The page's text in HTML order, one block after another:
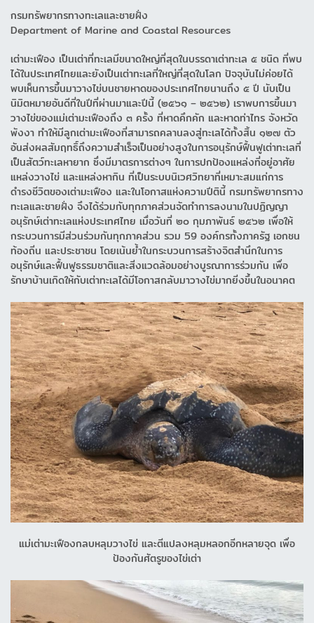
กรมทรัพยากรทางทะเลและชายฝั่ง
Department of Marine and Coastal Resources
เต่ามะเฟือง เป็นเต่าที่ทะเลมีขนาดใหญ่ที่สุดในบรรดาเต่าทะเล ๕ ชนิด ที่พบ
ได้ในประเทศไทยและยังเป็นเต่าทะเลที่ใหญ่ที่สุดในโลก ปัจจุบันไม่ค่อยได้
พบเห็นการขึ้นมาวางไข่บนชายหาดของประเทศไทยนานถึง ๕ ปี นับเป็น
นิมิตหมายอันดีที่ในปีที่ผ่านมาและปีนี้ (๒๕๖๑ – ๒๕๖๒) เราพบการขึ้นมา
วางไข่ของแม่เต่ามะเฟืองถึง ๓ ครั้ง ที่หาดคึกคัก และหาดท่าไทร จังหวัด
พังงา ทำให้มีลูกเต่ามะเฟืองที่สามารถคลานลงสู่ทะเลได้ทั้งสิ้น ๑๒๗ ตัว
อันส่งผลสัมฤทธิ์ถึงความสำเร็จเป็นอย่างสูงในการอนุรักษ์ฟื้นฟูเต่าทะเลที่
เป็นสัตว์ทะเลหายาก ซึ่งมีมาตรการต่างๆ ในการปกป้องแหล่งที่อยู่อาศัย
แหล่งวางไข่ และแหล่งหากิน ที่เป็นระบบนิเวศวิทยาที่เหมาะสมแก่การ
ดำรงชีวิตของเต่ามะเฟือง และในโอกาสแห่งความปีตินี้ กรมทรัพยากรทาง
ทะเลและชายฝั่ง จึงได้ร่วมกับทุกภาคส่วนจัดทำการลงนามในปฏิญญา
อนุรักษ์เต่าทะเลแห่งประเทศไทย เมื่อวันที่ ๒๐ กุมภาพันธ์ ๒๕๖๒ เพื่อให้
กระบวนการมีส่วนร่วมกันทุกภาคส่วน รวม 59 องค์กรทั้งภาครัฐ เอกชน
ท้องถิ่น และประชาชน โดยเน้นย้ำในกระบวนการสร้างจิตสำนึกในการ
อนุรักษ์และฟื้นฟูธรรมชาติและสิ่งแวดล้อมอย่างบูรณาการร่วมกัน เพื่อ
รักษาบ้านเกิดให้กับเต่าทะเลได้มีโอกาสกลับมาวางไข่มากยิ่งขึ้นในอนาคต
แม่เต่ามะเฟืองกลบหลุมวางไข่ และตีแปลงหลุมหลอกอีกหลายจุด เพื่อ
ป้องกันศัตรูของไข่เต่า